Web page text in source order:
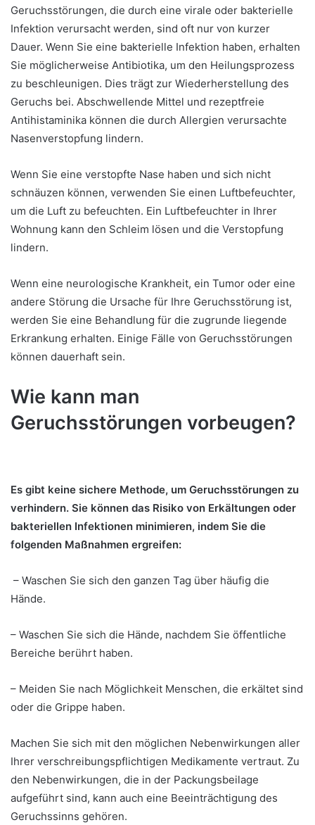
Geruchsstörungen, die durch eine virale oder bakterielle
Infektion verursacht werden, sind oft nur von kurzer
Dauer. Wenn Sie eine bakterielle Infektion haben, erhalten
Sie möglicherweise Antibiotika, um den Heilungsprozess
zu beschleunigen. Dies trägt zur Wiederherstellung des
Geruchs bei. Abschwellende Mittel und rezeptfreie
Antihistaminika können die durch Allergien verursachte
Nasenverstopfung lindern.
Wenn Sie eine verstopfte Nase haben und sich nicht
schnäuzen können, verwenden Sie einen Luftbefeuchter,
um die Luft zu befeuchten. Ein Luftbefeuchter in Ihrer
Wohnung kann den Schleim lösen und die Verstopfung
lindern.
Wenn eine neurologische Krankheit, ein Tumor oder eine
andere Störung die Ursache für Ihre Geruchsstörung ist,
werden Sie eine Behandlung für die zugrunde liegende
Erkrankung erhalten. Einige Fälle von Geruchsstörungen
können dauerhaft sein.
Wie kann man
Geruchsstörungen vorbeugen?
Es gibt keine sichere Methode, um Geruchsstörungen zu
verhindern. Sie können das Risiko von Erkältungen oder
bakteriellen Infektionen minimieren, indem Sie die
folgenden Maßnahmen ergreifen:
– Waschen Sie sich den ganzen Tag über häufig die
Hände.
– Waschen Sie sich die Hände, nachdem Sie öffentliche
Bereiche berührt haben.
– Meiden Sie nach Möglichkeit Menschen, die erkältet sind
oder die Grippe haben.
Machen Sie sich mit den möglichen Nebenwirkungen aller
Ihrer verschreibungspflichtigen Medikamente vertraut. Zu
den Nebenwirkungen, die in der Packungsbeilage
aufgeführt sind, kann auch eine Beeinträchtigung des
Geruchssinns gehören.